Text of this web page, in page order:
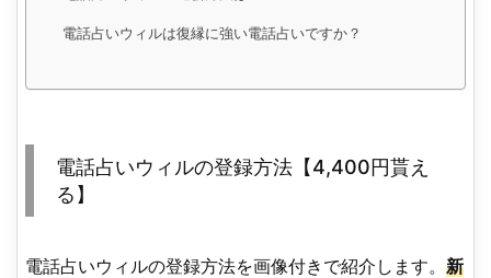
電話占いウィルは復縁に強い電話占いですか？
電話占いウィルの登録方法【4,400円貰え
る】
電話占いウィルの登録方法を画像付きで紹介します。 新